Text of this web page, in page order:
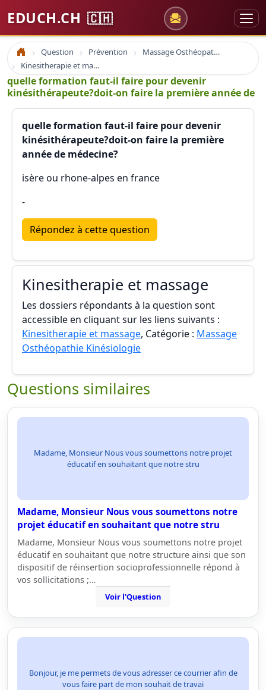
EDUCH.CH 🇨🇭
Accueil Question Prévention
Massage Osthéopathie Kinésiologie
Kinesitherapie et massage
quelle formation faut-il faire pour devenir
kinésithérapeute?doit-on faire la première année de
quelle formation faut-il faire pour devenir
kinésithérapeute?doit-on faire la première
année de médecine?
isère ou rhone-alpes en france
-
Répondez à cette question
Kinesitherapie et massage
Les dossiers répondants à la question sont
accessible en cliquant sur les liens suivants :
Kinesitherapie et massage, Catégorie : Massage
Osthéopathie Kinésiologie
Questions similaires
Madame, Monsieur Nous vous soumettons notre projet
éducatif en souhaitant que notre stru
Madame, Monsieur Nous vous soumettons notre
projet éducatif en souhaitant que notre stru
Madame, Monsieur Nous vous soumettons notre projet
éducatif en souhaitant que notre structure ainsi que son
dispositif de réinsertion socioprofessionnelle répond à
vos sollicitations ;…
Voir l'Question
Bonjour, je me permets de vous adresser ce courrier afin de
vous faire part de mon souhait de travai